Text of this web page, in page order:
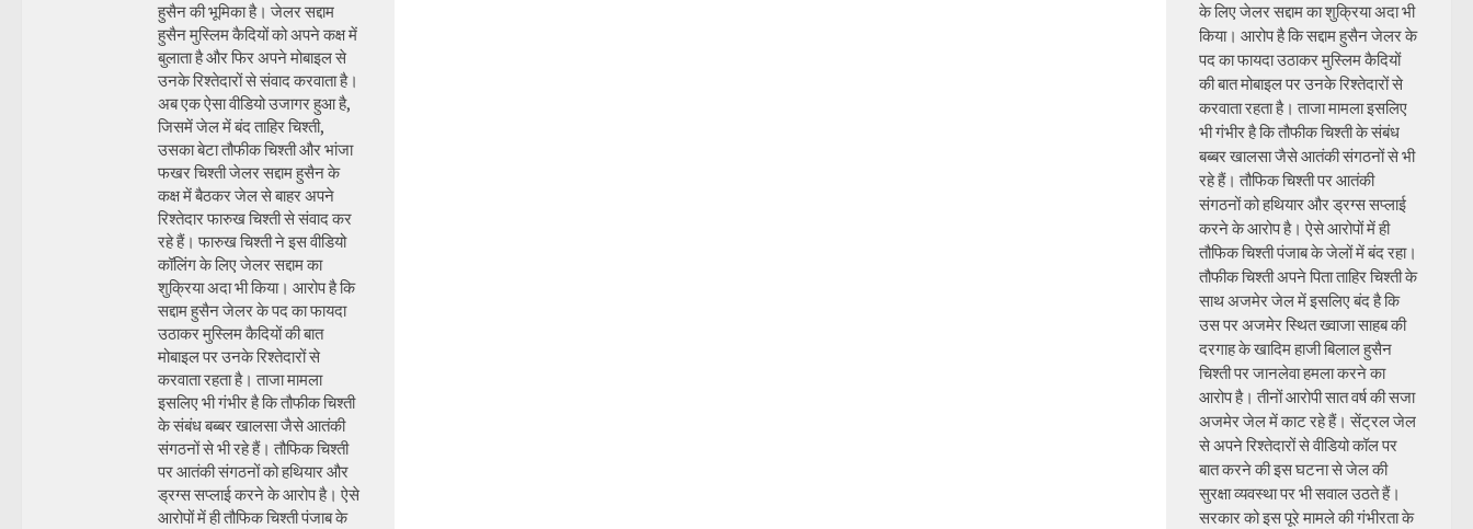
हुसैन की भूमिका है। जेलर सद्दाम
हुसैन मुस्लिम कैदियों को अपने कक्ष में
बुलाता है और फिर अपने मोबाइल से
उनके रिश्तेदारों से संवाद करवाता है।
अब एक ऐसा वीडियो उजागर हुआ है,
जिसमें जेल में बंद ताहिर चिश्ती,
उसका बेटा तौफीक चिश्ती और भांजा
फखर चिश्ती जेलर सद्दाम हुसैन के
कक्ष में बैठकर जेल से बाहर अपने
रिश्तेदार फारुख चिश्ती से संवाद कर
रहे हैं। फारुख चिश्ती ने इस वीडियो
कॉलिंग के लिए जेलर सद्दाम का
शुक्रिया अदा भी किया। आरोप है कि
सद्दाम हुसैन जेलर के पद का फायदा
उठाकर मुस्लिम कैदियों की बात
मोबाइल पर उनके रिश्तेदारों से
करवाता रहता है। ताजा मामला
इसलिए भी गंभीर है कि तौफीक चिश्ती
के संबंध बब्बर खालसा जैसे आतंकी
संगठनों से भी रहे हैं। तौफिक चिश्ती
पर आतंकी संगठनों को हथियार और
ड्रग्स सप्लाई करने के आरोप है। ऐसे
आरोपों में ही तौफिक चिश्ती पंजाब के
के लिए जेलर सद्दाम का शुक्रिया अदा भी
किया। आरोप है कि सद्दाम हुसैन जेलर के
पद का फायदा उठाकर मुस्लिम कैदियों
की बात मोबाइल पर उनके रिश्तेदारों से
करवाता रहता है। ताजा मामला इसलिए
भी गंभीर है कि तौफीक चिश्ती के संबंध
बब्बर खालसा जैसे आतंकी संगठनों से भी
रहे हैं। तौफिक चिश्ती पर आतंकी
संगठनों को हथियार और ड्रग्स सप्लाई
करने के आरोप है। ऐसे आरोपों में ही
तौफिक चिश्ती पंजाब के जेलों में बंद रहा।
तौफीक चिश्ती अपने पिता ताहिर चिश्ती के
साथ अजमेर जेल में इसलिए बंद है कि
उस पर अजमेर स्थित ख्वाजा साहब की
दरगाह के खादिम हाजी बिलाल हुसैन
चिश्ती पर जानलेवा हमला करने का
आरोप है। तीनों आरोपी सात वर्ष की सजा
अजमेर जेल में काट रहे हैं। सेंट्रल जेल
से अपने रिश्तेदारों से वीडियो कॉल पर
बात करने की इस घटना से जेल की
सुरक्षा व्यवस्था पर भी सवाल उठते हैं।
सरकार को इस पूरे मामले की गंभीरता के